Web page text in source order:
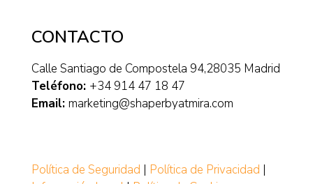
CONTACTO
Calle Santiago de Compostela 94,28035 Madrid
Teléfono: +34 914 47 18 47
Email: marketing@shaperbyatmira.com
Política de Seguridad | Política de Privacidad |